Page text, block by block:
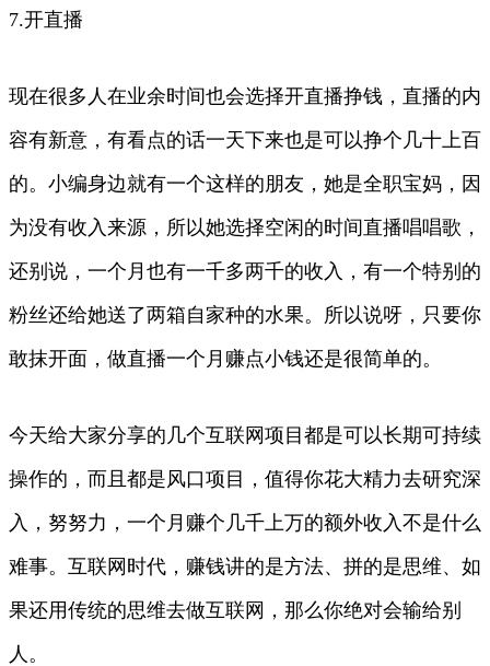
7.开直播
现在很多人在业余时间也会选择开直播挣钱，直播的内
容有新意，有看点的话一天下来也是可以挣个几十上百
的。小编身边就有一个这样的朋友，她是全职宝妈，因
为没有收入来源，所以她选择空闲的时间直播唱唱歌，
还别说，一个月也有一千多两千的收入，有一个特别的
粉丝还给她送了两箱自家种的水果。所以说呀，只要你
敢抹开面，做直播一个月赚点小钱还是很简单的。
今天给大家分享的几个互联网项目都是可以长期可持续
操作的，而且都是风口项目，值得你花大精力去研究深
入，努努力，一个月赚个几千上万的额外收入不是什么
难事。互联网时代，赚钱讲的是方法、拼的是思维、如
果还用传统的思维去做互联网，那么你绝对会输给别
人。